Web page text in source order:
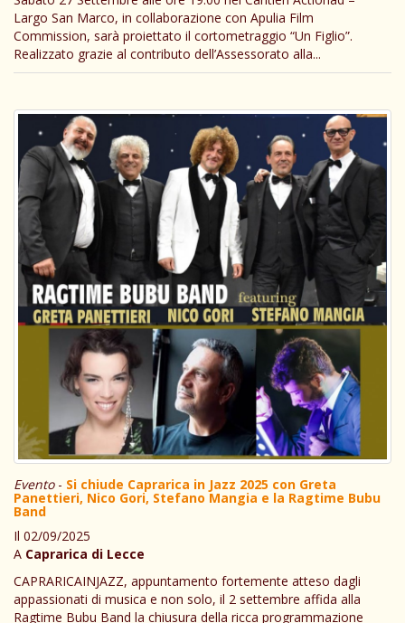
Largo San Marco, in collaborazione con Apulia Film
Commission, sarà proiettato il cortometraggio “Un Figlio”.
Realizzato grazie al contributo dell’Assessorato alla...
Evento- Si chiude Caprarica in Jazz 2025 con Greta
Panettieri, Nico Gori, Stefano Mangia e la Ragtime Bubu
Band
Il 02/09/2025
A Caprarica di Lecce
CAPRARICAINJAZZ, appuntamento fortemente atteso dagli
appassionati di musica e non solo, il 2 settembre affida alla
Ragtime Bubu Band la chiusura della ricca programmazione